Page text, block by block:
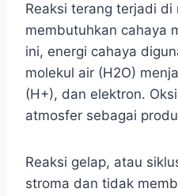
Reaksi terang terjadi
membutuhkan cahaya
ini, energi cahaya
molekul air (H2O)
(H+), dan elektron.
atmosfer sebagai
Reaksi gelap, atau
stroma dan tidak